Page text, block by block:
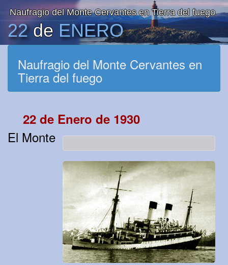
22de ENERO
Naufragio del Monte Cervantes en Tierra del fuego
Naufragio del Monte Cervantes en
Tierra del fuego
22 de Enero de 1930
El Monte